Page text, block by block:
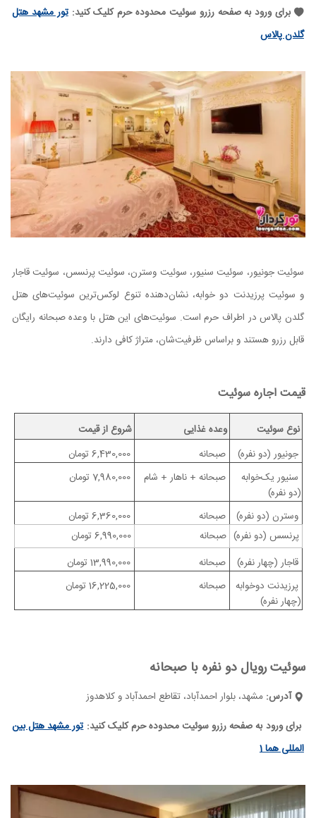
برای ورود به صفحه رزرو سوئیت محدوده حرم کلیک کنید:تور مشهد هتل
گلدن پالاس
سوئیت جونیور، سوئیت سنیور، سوئیت وسترن، سوئیت پرنسس، سوئیت قاجار
و سوئیت پرزیدنت دو خوابه، نشان‌دهنده تنوع لوکس‌ترین سوئیت‌های هتل
گلدن پالاس در اطراف حرم است. سوئیت‌های این هتل با وعده صبحانه رایگان
قابل رزرو هستند و براساس ظرفیت‌شان، متراژ کافی دارند.
قیمت اجاره سوئیت
نوع سوئیت وعده غذایی
شروع از قیمت
جونیور (دو نفره)
صبحانه
6,430,000 تومان
سنیور یک‌خوابه
(دو نفره)
صبحانه + ناهار + شام 7,980,000 تومان
وسترن (دو نفره) صبحانه
6,360,000 تومان
پرنسس (دو نفره) صبحانه
6,990,000 تومان
قاجار (چهار نفره)
صبحانه
13,990,000 تومان
پرزیدنت دوخوابه
(چهار نفره)
صبحانه 16,225,000 تومان
سوئیت رویال دو نفره با صبحانه
آدرس:مشهد، بلوار احمدآباد، تقاطع احمدآباد و کلاهدوز
برای ورود به صفحه رزرو سوئیت محدوده حرم کلیک کنید: تور مشهد هتل بین
المللی هما 1